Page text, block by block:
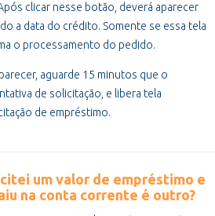
clicar nesse botão, deverá aparecer
a data do crédito. Somente se essa tela
o processamento do pedido.
aguarde 15 minutos que o
de solicitação, e libera tela
de empréstimo.
um valor de empréstimo e
na conta corrente é outro?